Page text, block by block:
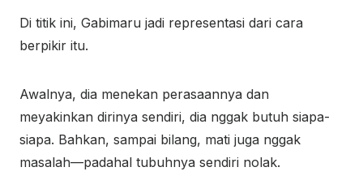
Di titik ini, Gabimaru jadi representasi dari cara
berpikir itu.
Awalnya, dia menekan perasaannya dan
meyakinkan dirinya sendiri, dia nggak butuh siapa-
siapa. Bahkan, sampai bilang, mati juga nggak
masalah—padahal tubuhnya sendiri nolak.